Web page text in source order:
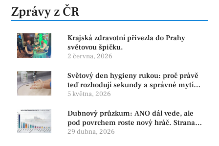
Zprávy z ČR
Krajská zdravotní přivezla do Prahy
světovou špičku.
2 června, 2026
Světový den hygieny rukou: proč právě
teď rozhodují sekundy a správné mytí
rukou
5 května, 2026
Dubnový průzkum: ANO dál vede, ale
pod povrchem roste nový hráč. Strana
PRO se drží nejvýš mezi menšími
29 dubna, 2026